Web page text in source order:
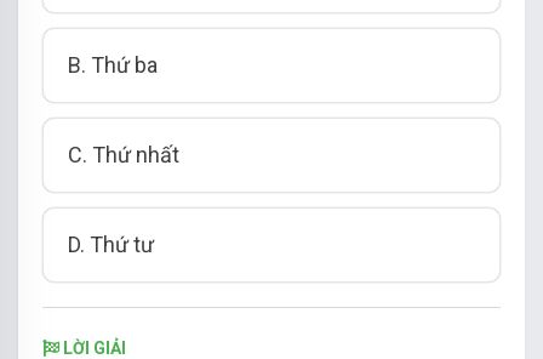
B. Thứ ba
C. Thứ nhất
D. Thứ tư
LỜI GIẢI